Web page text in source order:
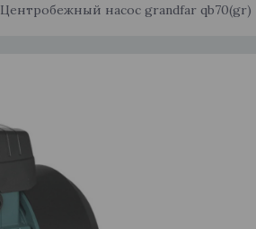
Центробежный насос grandfar qb70(gr)